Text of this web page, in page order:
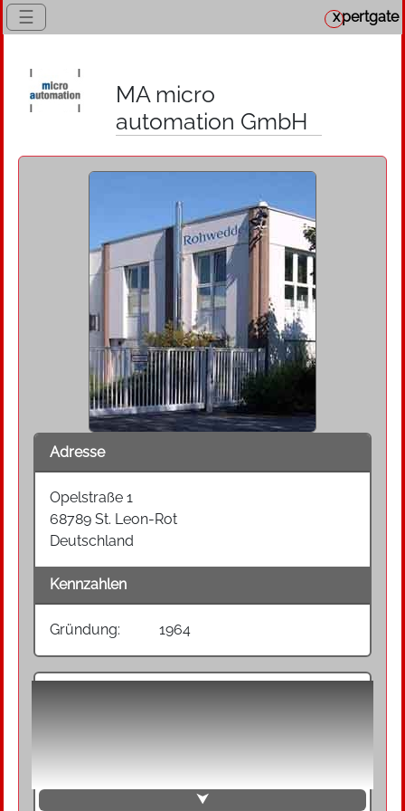
☰ xpertgate
MA micro
automation GmbH
Adresse
Opelstraße 1
68789 St. Leon-Rot
Deutschland
Kennzahlen
Gründung: 1964
Electronics Production Solutions. Die größte
⮟